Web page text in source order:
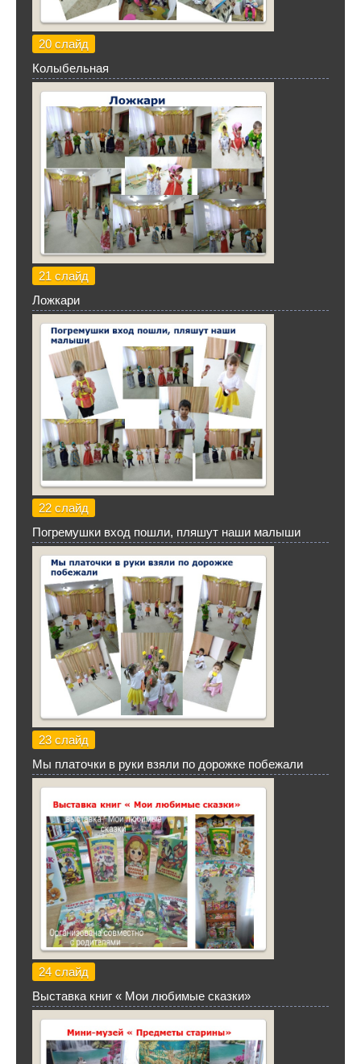
20 слайд
Колыбельная
21 слайд
Ложкари
22 слайд
Погремушки вход пошли, пляшут наши малыши
23 слайд
Мы платочки в руки взяли по дорожке побежали
24 слайд
Выставка книг « Мои любимые сказки»